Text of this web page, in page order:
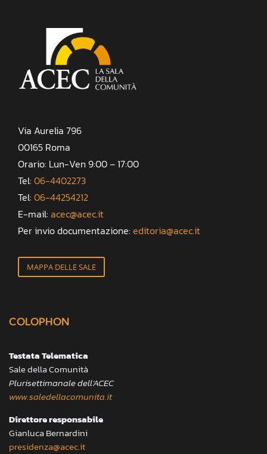
Via Aurelia 796
00165 Roma
Orario: Lun-Ven 9:00 – 17:00
Tel: 06-4402273
Tel: 06-44254212
E-mail: acec@acec.it
Per invio documentazione: editoria@acec.it
MAPPA DELLE SALE
COLOPHON
Testata Telematica
Sale della Comunità
Plurisettimanale dell’ACEC
www.saledellacomunita.it
Direttore responsabile
Gianluca Bernardini
presidenza@acec.it